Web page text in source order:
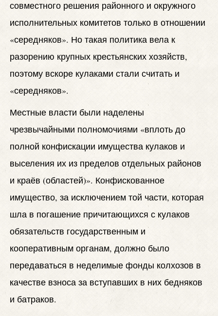
совместного решения районного и окружного
исполнительных комитетов только в отношении
«середняков». Но такая политика вела к
разорению крупных крестьянских хозяйств,
поэтому вскоре кулаками стали считать и
«середняков».
Местные власти были наделены
чрезвычайными полномочиями «вплоть до
полной конфискации имущества кулаков и
выселения их из пределов отдельных районов
и краёв (областей)». Конфискованное
имущество, за исключением той части, которая
шла в погашение причитающихся с кулаков
обязательств государственным и
кооперативным органам, должно было
передаваться в неделимые фонды колхозов в
качестве взноса за вступавших в них бедняков
и батраков.